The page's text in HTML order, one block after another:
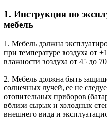
1. Инструкции по
мебель
1. Мебель должна
при температуре воздуха от
влажности воздуха от 45 до
2. Мебель должна быть
солнечных лучей, ее не
отопительных приборов
вблизи сырых и холодных
внешнего вида и